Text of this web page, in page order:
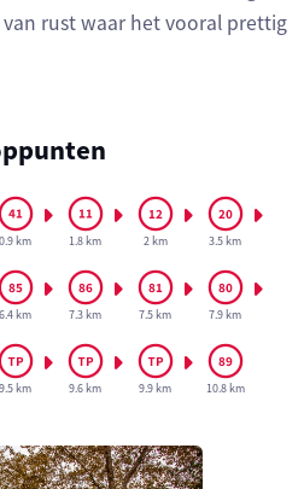
rust waar het vooral prettig
0.9 km 1.8 km 2 km 3.5 km
6.4 km 7.3 km 7.5 km 7.9 km
9.5 km 9.6 km 9.9 km 10.8 km